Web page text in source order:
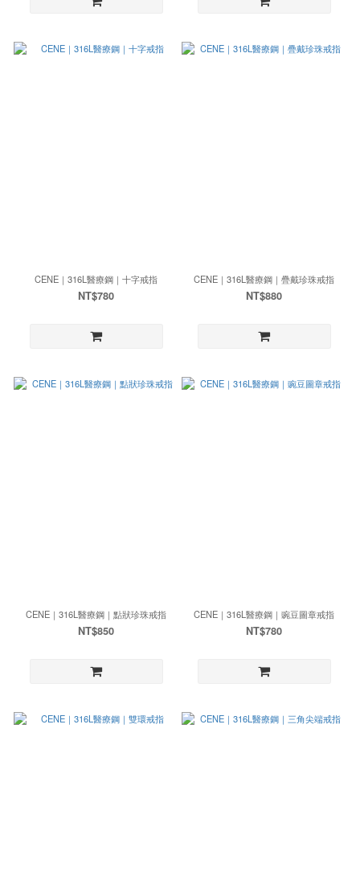
CENE｜316L醫療鋼｜十字戒指
NT$780
CENE｜316L醫療鋼｜疊戴珍珠戒指
NT$880
CENE｜316L醫療鋼｜點狀珍珠戒指
NT$850
CENE｜316L醫療鋼｜豌豆圖章戒指
NT$780